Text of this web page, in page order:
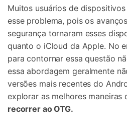
Muitos usuários de
esse problema, pois os
segurança tornaram esses
quanto o iCloud da Apple. No
para contornar essa questão
essa abordagem geralmente
versões mais recentes do
explorar as melhores maneiras
recorrer ao OTG.